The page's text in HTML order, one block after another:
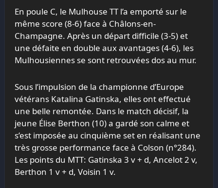
En poule C, le Mulhouse TT l’a emporté sur le
même score (8-6) face à Châlons-en-
Champagne. Après un départ difficile (3-5) et
une défaite en double aux avantages (4-6), les
Mulhousiennes se sont retrouvées dos au mur.
Sous l’impulsion de la championne d’Europe
vétérans Katalina Gatinska, elles ont effectué
une belle remontée. Dans le match décisif, la
jeune Élise Berthon (10) a gardé son calme et
s’est imposée au cinquième set en réalisant une
très grosse performance face à Colson (n°284).
Les points du MTT: Gatinska 3 v + d, Ancelot 2 v,
Berthon 1 v + d, Voisin 1 v.